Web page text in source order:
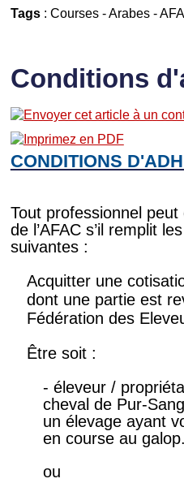
Tags: Courses-Arabes-
Conditions
CONDITIONS
Tout professionnel
de l’AFAC s’il remplit
suivantes :
Acquitter une
dont une partie est
Fédération des
Être soit :
- éleveur /
cheval de Pur-
un élevage ayant
en course au galop.
ou